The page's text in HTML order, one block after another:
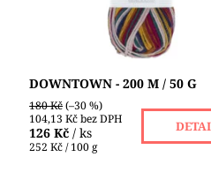
Skladem 5 ks
SCHEEPJES
DOWNTOWN - 200 M / 50 G
180 Kč(–30 %)
104,13 Kč bez DPH
126 Kč / ks
252 Kč / 100 g